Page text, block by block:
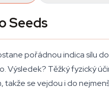
Seeds
pořádnou indica sílu
Výsledek? Těžký fyzický
takže se vejdou i do